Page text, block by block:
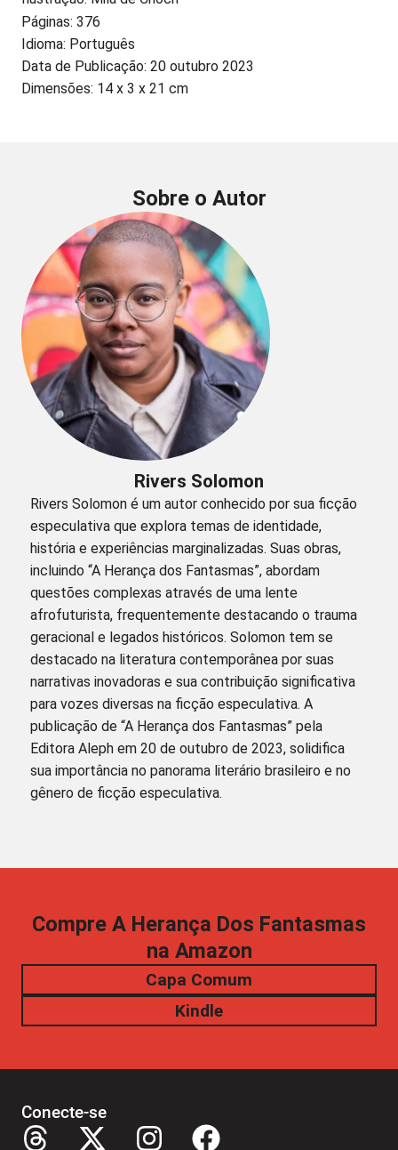
Páginas: 376
Idioma: Português
Data de Publicação: 20 outubro 2023
Dimensões: 14 x 3 x 21 cm
Sobre o Autor
Rivers Solomon
Rivers Solomon é um autor conhecido por sua ficção
especulativa que explora temas de identidade,
história e experiências marginalizadas. Suas obras,
incluindo “A Herança dos Fantasmas”, abordam
questões complexas através de uma lente
afrofuturista, frequentemente destacando o trauma
geracional e legados históricos. Solomon tem se
destacado na literatura contemporânea por suas
narrativas inovadoras e sua contribuição significativa
para vozes diversas na ficção especulativa. A
publicação de “A Herança dos Fantasmas” pela
Editora Aleph em 20 de outubro de 2023, solidifica
sua importância no panorama literário brasileiro e no
gênero de ficção especulativa.
Compre A Herança Dos Fantasmas
na Amazon
Capa Comum
Kindle
Conecte-se